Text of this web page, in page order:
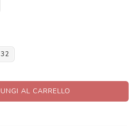
32
AL CARRELLO